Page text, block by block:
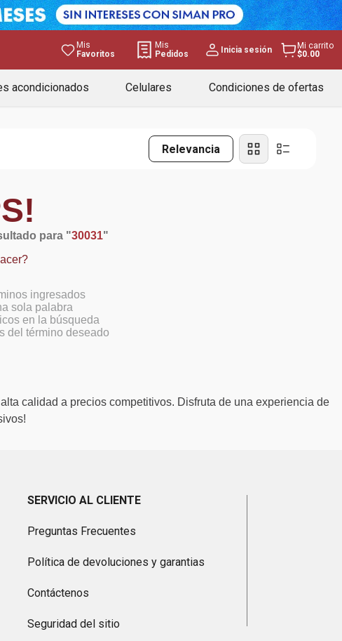
Mis
Favoritos
Mis
Pedidos
Inicia sesión
Mi carrito
$0.00
acondicionados Celulares Condiciones de ofertas
Relevancia
para "30031"
ingresados
sola palabra
en la búsqueda
del término deseado
calidad a precios competitivos. Disfruta de una experiencia de
SERVICIO AL CLIENTE
Preguntas Frecuentes
Política de devoluciones y garantias
Contáctenos
Seguridad del sitio